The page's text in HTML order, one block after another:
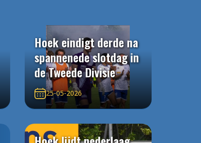
Hoek eindigt derde na
spannenede slotdag in
de Tweede Divisie
25-05-2026